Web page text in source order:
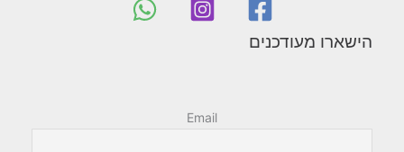
הישארו מעודכנים
Email